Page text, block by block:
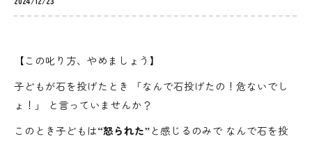
【この叱り方、やめましょう】⁡ ⁡
子どもが石を投げたとき⁡ 「なんで石投げたの！危ないでし
ょ！」⁡ と言っていませんか？⁡ ⁡ ⁡
このとき子どもは“怒られた”と感じるのみで⁡ なんで石を投